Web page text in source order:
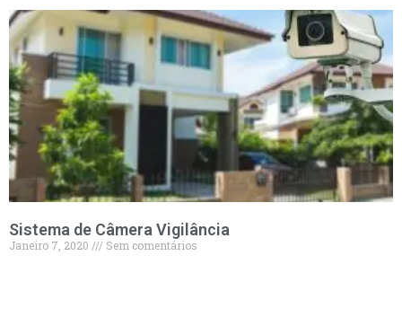
Sistema de Câmera Vigilância
Janeiro 7, 2020 Sem comentários